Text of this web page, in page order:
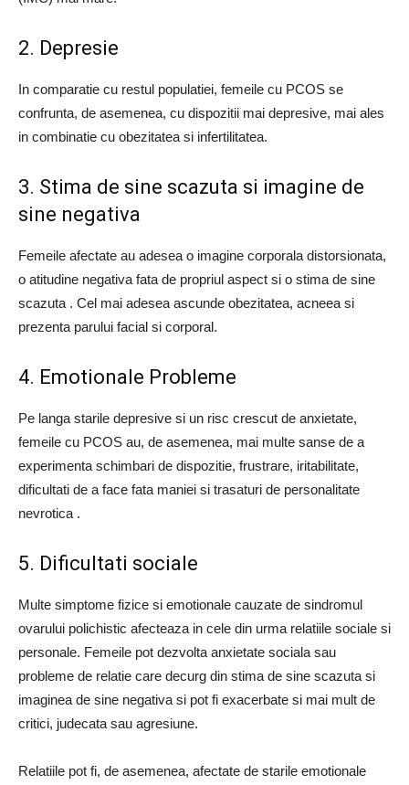
2. Depresie
In comparatie cu restul populatiei, femeile cu PCOS se
confrunta, de asemenea, cu dispozitii mai depresive, mai ales
in combinatie cu obezitatea si infertilitatea.
3. Stima de sine scazuta si imagine de
sine negativa
Femeile afectate au adesea o imagine corporala distorsionata,
o atitudine negativa fata de propriul aspect si o stima de sine
scazuta . Cel mai adesea ascunde obezitatea, acneea si
prezenta parului facial si corporal.
4. Emotionale Probleme
Pe langa starile depresive si un risc crescut de anxietate,
femeile cu PCOS au, de asemenea, mai multe sanse de a
experimenta schimbari de dispozitie, frustrare, iritabilitate,
dificultati de a face fata maniei si trasaturi de personalitate
nevrotica .
5. Dificultati sociale
Multe simptome fizice si emotionale cauzate de sindromul
ovarului polichistic afecteaza in cele din urma relatiile sociale si
personale. Femeile pot dezvolta anxietate sociala sau
probleme de relatie care decurg din stima de sine scazuta si
imaginea de sine negativa si pot fi exacerbate si mai mult de
critici, judecata sau agresiune.
Relatiile pot fi, de asemenea, afectate de starile emotionale